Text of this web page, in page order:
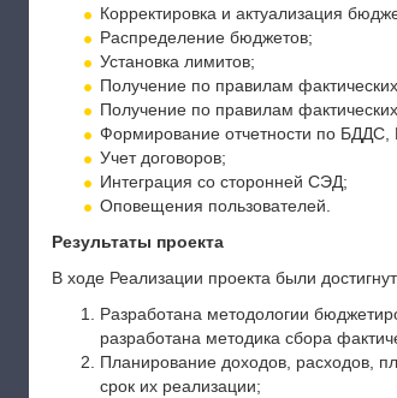
Корректировка и актуализация
Распределение бюджетов;
Установка лимитов;
Получение по правилам
Получение по правилам
Формирование отчетности по БДДС,
Учет договоров;
Интеграция со сторонней СЭД;
Оповещения пользователей.
Результаты проекта
В ходе Реализации проекта были
Разработана методологии
разработана методика сбора
Планирование доходов, расходов,
срок их реализации;